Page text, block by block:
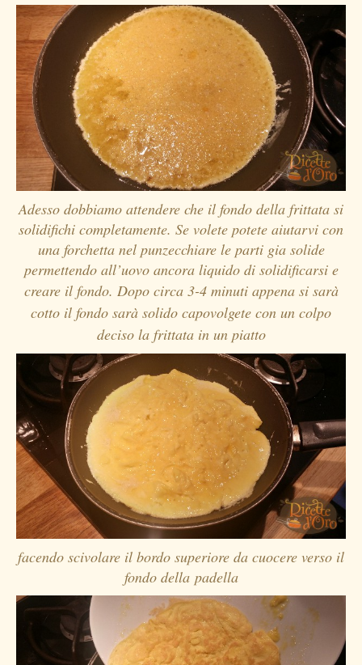
Adesso dobbiamo attendere che il fondo della frittata si
solidifichi completamente. Se volete potete aiutarvi con
una forchetta nel punzecchiare le parti gia solide
permettendo all’uovo ancora liquido di solidificarsi e
creare il fondo. Dopo circa 3-4 minuti appena si sarà
cotto il fondo sarà solido capovolgete con un colpo
deciso la frittata in un piatto
facendo scivolare il bordo superiore da cuocere verso il
fondo della padella